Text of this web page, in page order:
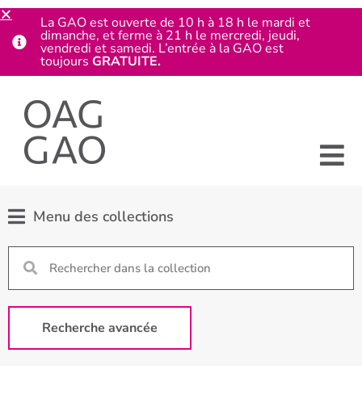
Menu des collections
Recherche avancée
La GAO est ouverte de 10 h à 18 h le mardi et
dimanche, et ferme à 21 h le mercredi, jeudi,
vendredi et samedi. L’entrée à la GAO est
toujours GRATUITE.